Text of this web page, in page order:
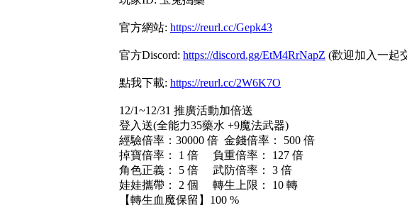
官方網站: https://reurl.cc/Gepk43
官方Discord: https://discord.gg/EtM4RrNapZ (歡迎加入一起
點我下載: https://reurl.cc/2W6K7O
12/1~12/31 推廣活動加倍送
登入送(全能力35藥水 +9魔法武器)
經驗倍率：30000 倍 金錢倍率： 500 倍
掉寶倍率： 1 倍 負重倍率： 127 倍
角色正義： 5 倍 武防倍率： 3 倍
娃娃攜帶： 2 個 轉生上限： 10 轉
【轉生血魔保留】100 %